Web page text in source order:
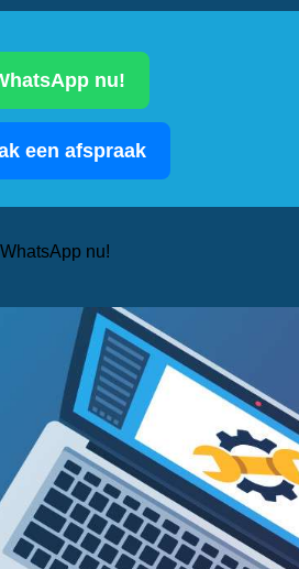
nu!
een afspraak
WhatsApp nu!